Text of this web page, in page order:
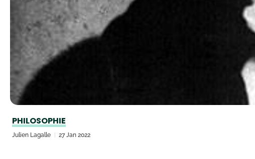
PHILOSOPHIE
Julien Lagalle 27 Jan 2022